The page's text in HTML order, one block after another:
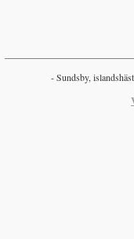
- Sundsby,